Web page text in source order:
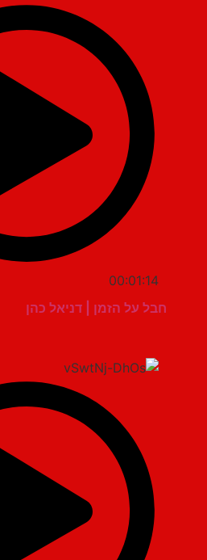
00:01:14
חבל על הזמן | דניאל כהן